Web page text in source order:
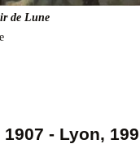
de Lune
- Lyon,